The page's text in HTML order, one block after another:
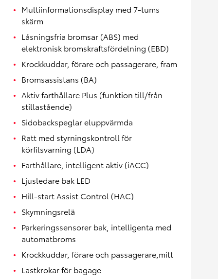
Multiinformationsdisplay med 7-tums
skärm
Låsningsfria bromsar (ABS) med
elektronisk bromskraftsfördelning (EBD)
Krockkuddar, förare och passagerare, fram
Bromsassistans (BA)
Aktiv farthållare Plus (funktion till/från
stillastående)
Sidobackspeglar eluppvärmda
Ratt med styrningskontroll för
körfilsvarning (LDA)
Farthållare, intelligent aktiv (iACC)
Ljusledare bak LED
Hill-start Assist Control (HAC)
Skymningsrelä
Parkeringssensorer bak, intelligenta med
automatbroms
Krockkuddar, förare och passagerare,mitt
Lastkrokar för bagage